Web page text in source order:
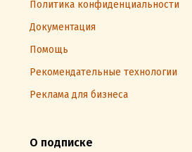
Политика конфиденциальности
Документация
Помощь
Рекомендательные технологии
Реклама для бизнеса
О подписке